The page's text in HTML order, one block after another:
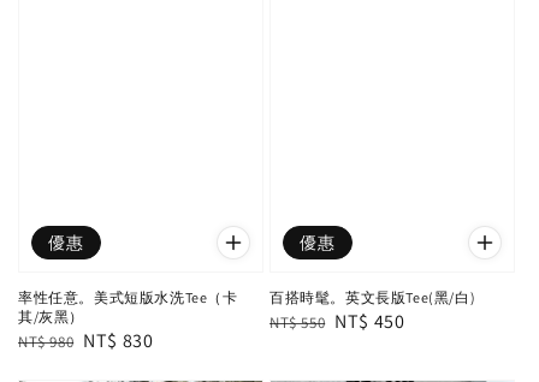
優惠
率性任意。美式短版水洗Tee（卡
其/灰黑）
Regular
NT$ 980 Sale
NT$ 830
優惠
百搭時髦。英文長版Tee(黑/白)
Regular
NT$ 550 Sale
NT$ 450